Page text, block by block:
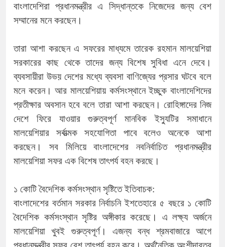
বাংলাদেশিরা প্রধানমন্ত্রীর এ সিদ্ধান্তকে নিজেদের জন্য বেশ
সম্মানের মনে করছেন।
তারা আশা করছেন এ সফরের মাধ্যমে তারেক রহমান মালয়েশিয়া
সরকারের কাছ থেকে তাদের জন্য বিশেষ সুবিধা এনে দেবে।
ব্যবসায়ীরা উভয় দেশের মধ্যে ব্যবসা বাণিজ্যের প্রসার ঘটবে বলে
মনে করেন। আর মালয়েশিয়ায় কর্মসংস্থানে ইচ্ছুক বাংলাদেশিদের
প্রতীক্ষার অবসান হবে বলে তারা আশা করছেন। রোহিঙ্গাদের নিজ
দেশে ফিরে যাওয়ার গুরুত্বপূর্ণ মানবিক ইস্যুটির সমাধানে
মালয়েশিয়ার সর্বাত্মক সহযোগিতা পাবে বলেও অনেকে আশা
করছেন। সব মিলিয়ে বাংলাদেশের নবনির্বাচিত প্রধানমন্ত্রীর
মালয়েশিয়া সফর এক বিশেষ তাৎপর্য বহন করছে।
১ কোটি বৈদেশিক কর্মসংস্থান সৃষ্টিতে ইতিবাচক:
বাংলাদেশের বর্তমান সরকার নির্বাচনি ইশতেহারে ৫ বছরে ১ কোটি
বৈদেশিক কর্মসংস্থান সৃষ্টির অঙ্গীকার করেছে। এ লক্ষ্য অর্জনে
মালয়েশিয়া খুবই গুরুত্বপূর্ণ। এজন্য বন্ধ শ্রমবাজারে আগে